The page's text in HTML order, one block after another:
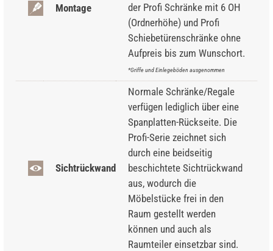
Montage
der Profi Schränke mit 6 OH
(Ordnerhöhe) und Profi
Schiebetürenschränke ohne
Aufpreis bis zum Wunschort.
*Griffe und Einlegeböden ausgenommen
Sichtrückwand
Normale Schränke/Regale
verfügen lediglich über eine
Spanplatten-Rückseite. Die
Profi-Serie zeichnet sich
durch eine beidseitig
beschichtete Sichtrückwand
aus, wodurch die
Möbelstücke frei in den
Raum gestellt werden
können und auch als
Raumteiler einsetzbar sind.